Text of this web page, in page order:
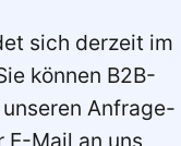
sich derzeit im
können B2B-
Anfrage-
Mail an uns